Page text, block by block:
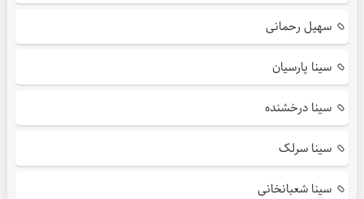
سهیل رحمانی
سینا پارسیان
سینا درخشنده
سینا سرلک
سینا شعبانخانی